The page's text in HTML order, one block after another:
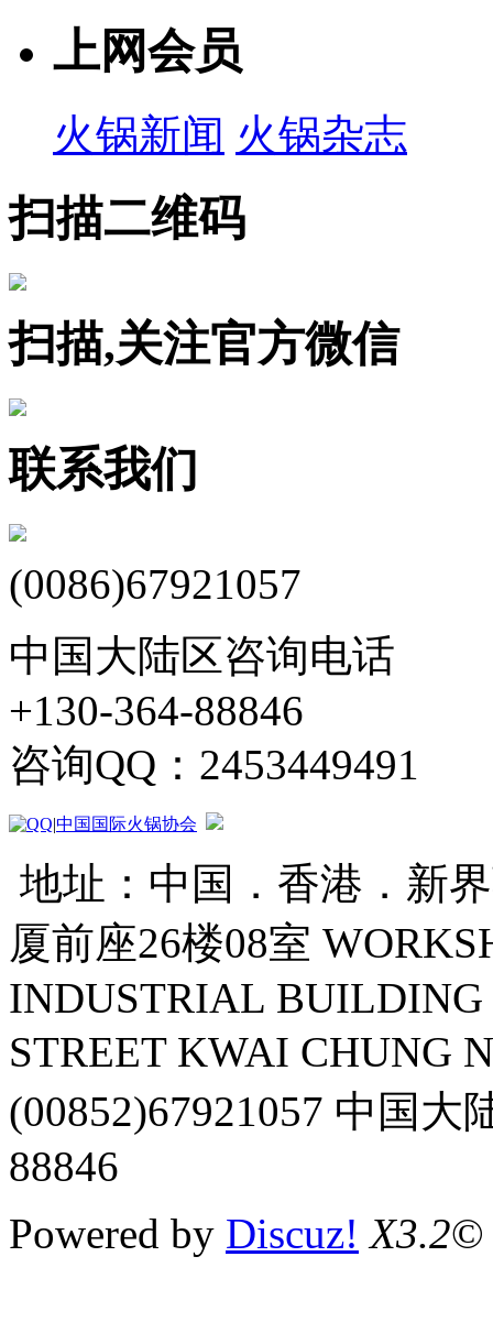
上网会员
火锅新闻 火锅杂志
扫描二维码
扫描,关注官方微信
联系我们
(0086)67921057
中国大陆区咨询电话
+130-364-88846
咨询QQ：2453449491
|中国国际火锅协会
地址：中国．香港．新
厦前座26楼08室
INDUSTRIAL BUILDING
STREET KWAI
(00852)67921057 中国大
88846
Powered by Discuz! X3.2©